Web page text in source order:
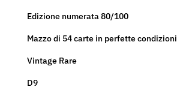
ARIENTI
quantità
Edizione numerata 80/100
Mazzo di 54 carte in perfette condizioni
Vintage Rare
D9